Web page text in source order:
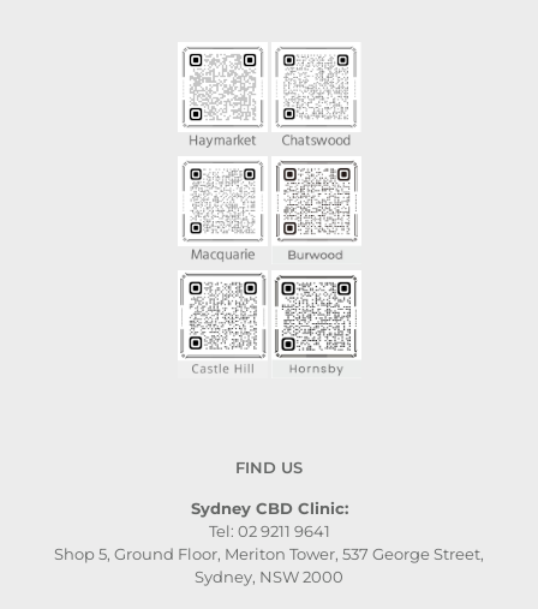
FIND US
Sydney CBD Clinic:
Tel: 02 9211 9641
Shop 5, Ground Floor, Meriton Tower, 537 George Street,
Sydney, NSW 2000